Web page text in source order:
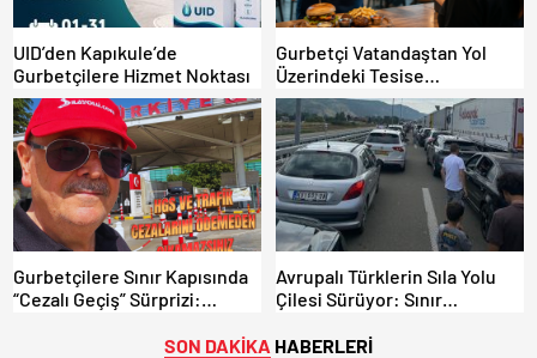
UID’den Kapıkule’de
Gurbetçilere Hizmet Noktası
Gurbetçi Vatandaştan Yol
Üzerindeki Tesise
Dolandırıcılık İddiası:
“Hesabınızı Mutlaka Kontrol
Edin”
Gurbetçilere Sınır Kapısında
“Cezalı Geçiş” Sürprizi:
Avrupalı Türklerin Sıla Yolu
Çilesi Sürüyor: Sınır
Bekleyiş
SON DAKİKA HABERLERİ